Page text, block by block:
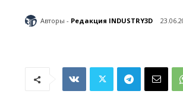
Авторы - Редакция INDUSTRY3D